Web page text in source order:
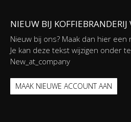
NIEUW BIJ
Nieuw bij ons? Maak dan hier een
Je kan deze tekst wijzigen onder
New_at_company
MAAK NIEUWE ACCOUNT AAN